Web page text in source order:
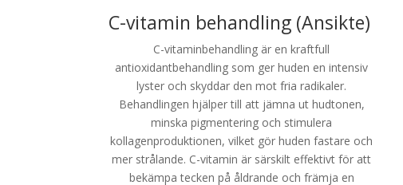
C-vitamin behandling (Ansikte)
C-vitaminbehandling är en kraftfull
antioxidantbehandling som ger huden en intensiv
lyster och skyddar den mot fria radikaler.
Behandlingen hjälper till att jämna ut hudtonen,
minska pigmentering och stimulera
kollagenproduktionen, vilket gör huden fastare och
mer strålande. C-vitamin är särskilt effektivt för att
bekämpa tecken på åldrande och främja en